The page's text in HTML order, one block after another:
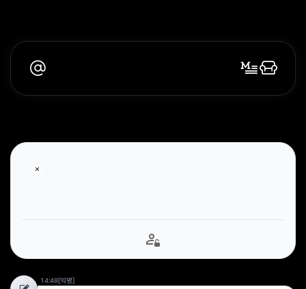
14:48[익명]